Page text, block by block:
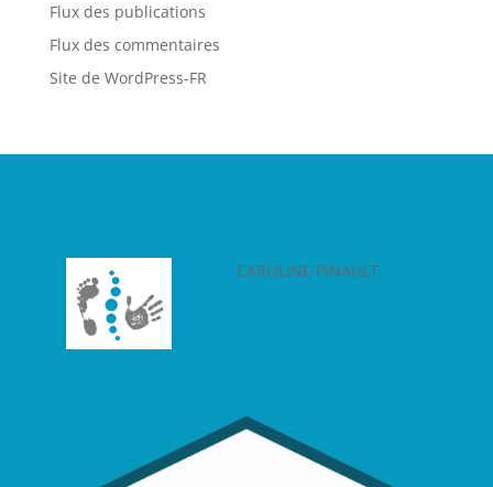
Flux des publications
Flux des commentaires
Site de WordPress-FR
CAROLINE PINAULT